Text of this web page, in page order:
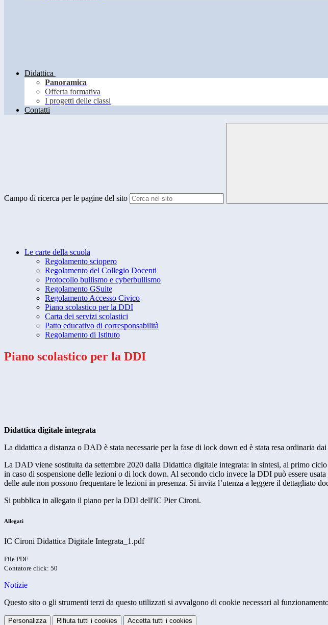
Didattica
Panoramica
Offerta formativa
I progetti delle classi
Contatti
Campo di ricerca per le pagine del sito
Le carte della scuola
Regolamento sciopero
Regolamento del Collegio Docenti
Protocollo bullismo e cyberbullismo
Regolamento GSuite
Regolamento Accesso Civico
Piano scolastico per la DDI
Carta dei servizi scolastici
Patto educativo di corresponsabilità
Regolamento di Istituto
Piano scolastico per la DDI
Didattica digitale integrata
La didattica a distanza o DAD è stata necessarie per la fase di lock down ed è stata resa ordinaria
La DAD viene sostituita da settembre 2020 dalla Didattica digitale integrata: in sintesi, al primo
in caso di sospensione delle lezioni o di lock down. Al secondo ciclo invece la DDI può essere
delle aule non possono frequentare le lezioni in presenza. Si invita l’utenza a leggere il dettagliato
Si pubblica in allegato il piano per la DDI dell'IC Pier Cironi.
Allegati
IC Cironi Didattica Digitale Integrata_1.pdf
File PDF
Contatore click: 50
Notizie
Questo sito o gli strumenti terzi da questo utilizzati si avvalgono di cookie necessari al
Personalizza Rifiuta tutti i cookies Accetta tutti i cookies